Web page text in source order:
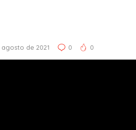
de 2021 0 0